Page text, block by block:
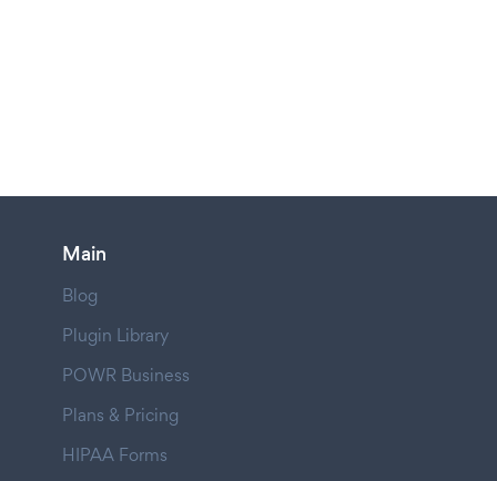
Main
Blog
Plugin Library
POWR Business
Plans & Pricing
HIPAA Forms